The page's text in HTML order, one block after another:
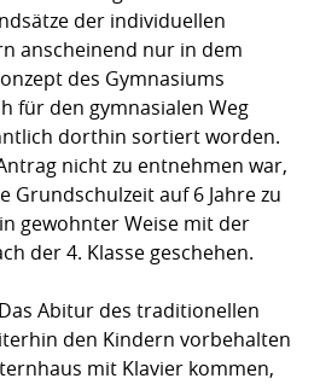
der individuellen
anscheinend nur in dem
des Gymnasiums
für den gymnasialen Weg
dorthin sortiert worden.
nicht zu entnehmen war,
Grundschulzeit auf 6 Jahre zu
gewohnter Weise mit der
der 4. Klasse geschehen.
Abitur des traditionellen
den Kindern vorbehalten
mit Klavier kommen,